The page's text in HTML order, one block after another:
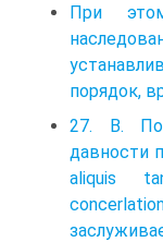
При
порядок,
27. В.
давности
aliquis